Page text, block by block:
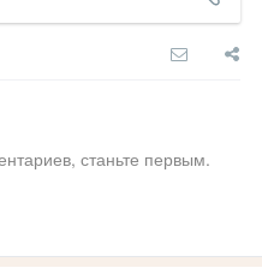
станьте первым.